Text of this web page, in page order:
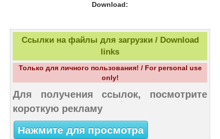
Download:
Ссылки на файлы для загрузки / Download
links
Только для личного пользования! / For personal use
only!
Для получения ссылок, посмотрите
короткую рекламу
Нажмите для просмотра